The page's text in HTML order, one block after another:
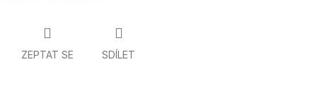
ZEPTAT SE SDÍLET